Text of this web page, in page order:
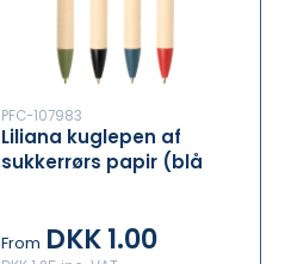
PFC-107983
Liliana kuglepen af
sukkerrørs papir (blå
From DKK 1.00